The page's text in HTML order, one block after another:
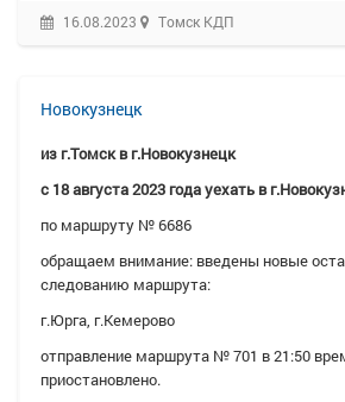
16.08.2023 Томск КДП
Новокузнецк
из г.Томск в г.Новокузнецк
с 18 августа 2023 года уехать в
по маршруту № 6686
обращаем внимание: введены новые
следованию маршрута:
г.Юрга, г.Кемерово
отправление маршрута № 701 в 21:50
приостановлено.